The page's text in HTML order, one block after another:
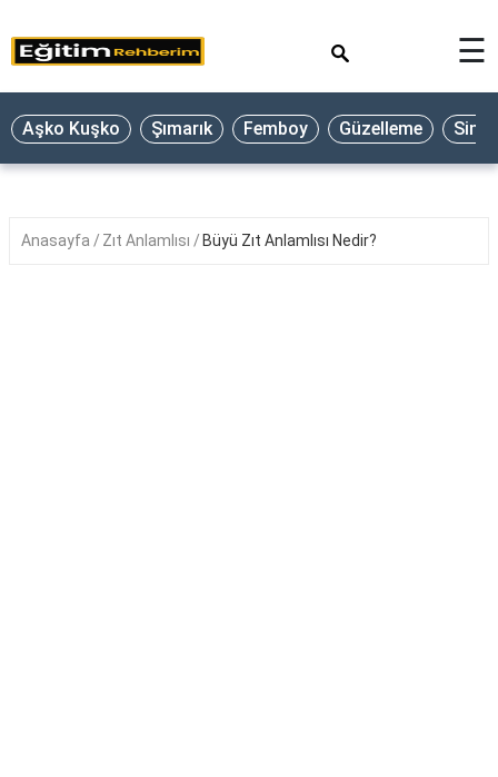
☰
Aşko Kuşko Şımarık Femboy Güzelleme
Anasayfa Zıt Anlamlısı Büyü Zıt Anlamlısı Nedir?